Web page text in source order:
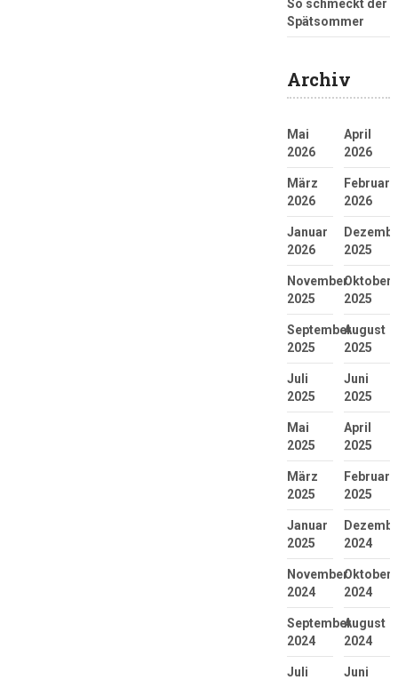
So schmeckt der
Spätsommer
Archiv
Mai
2026
April
2026
März
2026
Februar
2026
Januar
2026
2025
November
2025
Oktober
2025
September
2025
August
2025
Juli
2025
Juni
2025
Mai
2025
April
2025
März
2025
Februar
2025
Januar
2025
2024
November
2024
Oktober
2024
September
2024
August
2024
Juli
Juni